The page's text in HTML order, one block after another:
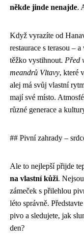
někde jinde nenajde.
Když vyrazíte od
restaurace s terasou –
těžko vystihnout. Před
meandrů Vltavy, které
alej má svůj vlastní
mají své místo.
různé generace a
## Pivní zahrady –
Ale to nejlepší přijde
na vlastní kůži.
zámeček s přilehlou
léto správně.
pivo a sledujete, jak
den?